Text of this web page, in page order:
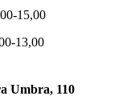
15,00
13,00
Umbra, 110